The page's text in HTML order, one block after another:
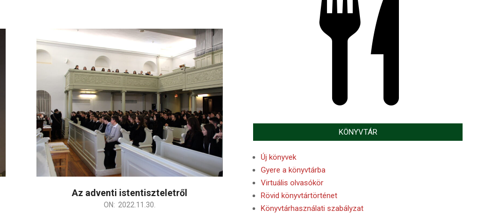
Az adventi istentiszteletről
ON: 2022.11.30.
KÖNYVTÁR
Új könyvek
Gyere a könyvtárba
Virtuális olvasókör
Rövid könyvtártörténet
Könyvtárhasználati szabályzat